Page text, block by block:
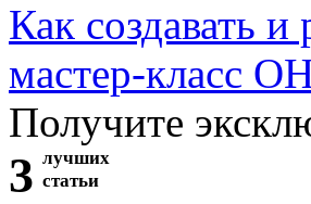
Как создавать и
мастер-класс
Получите
3 лучших
статьи